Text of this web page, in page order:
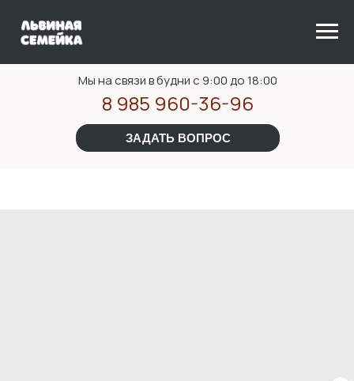
ЗАДАТЬ ВОПРОС
Мы на связи в будни с 9:00 до 18:00
8 985 960-36-96